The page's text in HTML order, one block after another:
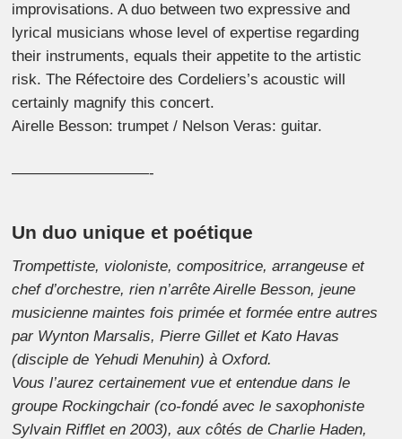
improvisations. A duo between two expressive and
lyrical musicians whose level of expertise regarding
their instruments, equals their appetite to the artistic
risk. The Réfectoire des Cordeliers’s acoustic will
certainly magnify this concert.
Airelle Besson: trumpet / Nelson Veras: guitar.
—————————-
Un duo unique et poétique
Trompettiste, violoniste, compositrice, arrangeuse et
chef d’orchestre, rien n’arrête Airelle Besson, jeune
musicienne maintes fois primée et formée entre autres
par Wynton Marsalis, Pierre Gillet et Kato Havas
(disciple de Yehudi Menuhin) à Oxford.
Vous l’aurez certainement vue et entendue dans le
groupe Rockingchair (co-fondé avec le saxophoniste
Sylvain Rifflet en 2003), aux côtés de Charlie Haden,